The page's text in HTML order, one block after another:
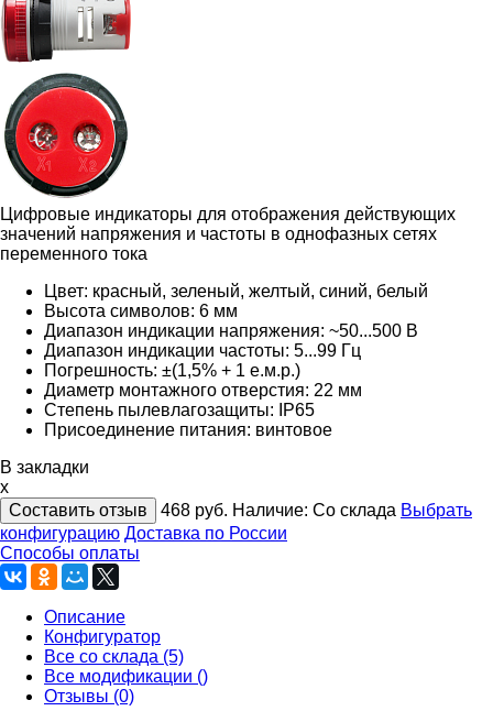
Цифровые индикаторы для отображения действующих
значений напряжения и частоты в однофазных сетях
переменного тока
Цвет: красный, зеленый, желтый, синий, белый
Высота символов: 6 мм
Диапазон индикации напряжения: ~50...500 В
Диапазон индикации частоты: 5...99 Гц
Погрешность: ±(1,5% + 1 е.м.р.)
Диаметр монтажного отверстия: 22 мм
Степень пылевлагозащиты: IP65
Присоединение питания: винтовое
В закладки
x
Составить отзыв
468 руб. Наличие: Со склада Выбрать
конфигурацию Доставка по России
Способы оплаты
Описание
Конфигуратор
Все со склада (5)
Все модификации ()
Отзывы (0)